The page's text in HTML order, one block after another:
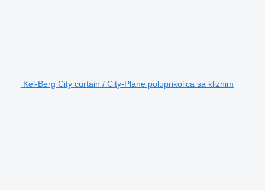
Kel-Berg City curtain / City-Plane poluprikolica sa kliznim